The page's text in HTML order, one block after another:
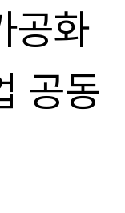
공화
공동